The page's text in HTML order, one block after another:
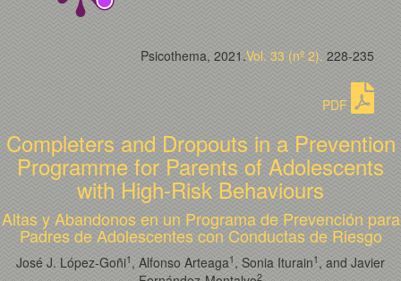
Psicothema, 2021.Vol. 33 (nº 2). 228-235
PDF
Completers and Dropouts in a Prevention
Programme for Parents of Adolescents
with High-Risk Behaviours
Altas y Abandonos en un Programa de Prevención para
Padres de Adolescentes con Conductas de Riesgo
José J. López-Goñi1 , Alfonso Arteaga1 , Sonia Iturain1 , and Javier
2